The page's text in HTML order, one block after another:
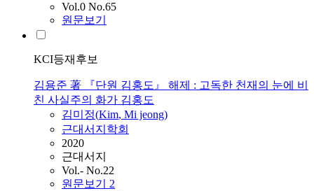
Vol.0 No.65
원문보기
KCI등재후보
김용준 著 『단원 김홍도』 해제 : 고독한 천재의 눈에 비
친 사실주의 화가 김홍도
김미정(Kim, Mi jeong)
근대서지학회
2020
근대서지
Vol.- No.22
원문보기 2